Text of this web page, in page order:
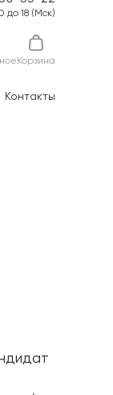
до 18 (Мск)
Корзина
Контакты